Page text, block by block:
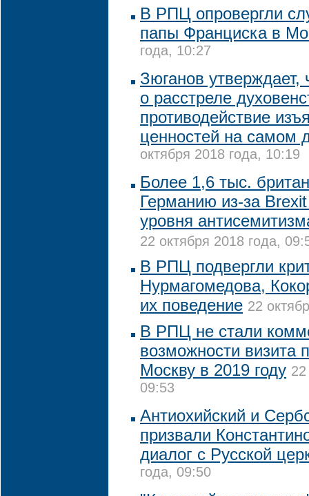
В РПЦ опровергли
папы Франциска в
года, 10:27
Зюганов
о расстреле
противодействие
ценностей на самом
октября 2018 года, 10:19
Более 1,6 тыс.
Германию из-за
уровня
22 октября 2018 года,
В РПЦ подвергли
Нурмагомедова,
их поведение 22
В РПЦ не стали
возможности визита
Москву в 2019 году
09:53
Антиохийский и
призвали
диалог с Русской
года, 09:50